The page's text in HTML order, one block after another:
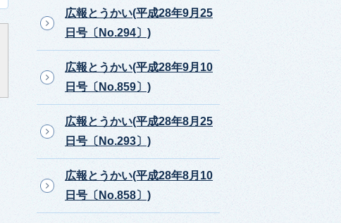
広報とうかい(平成28年9月25
日号〔No.294〕)
広報とうかい(平成28年9月10
日号〔No.859〕)
広報とうかい(平成28年8月25
日号〔No.293〕)
広報とうかい(平成28年8月10
日号〔No.858〕)